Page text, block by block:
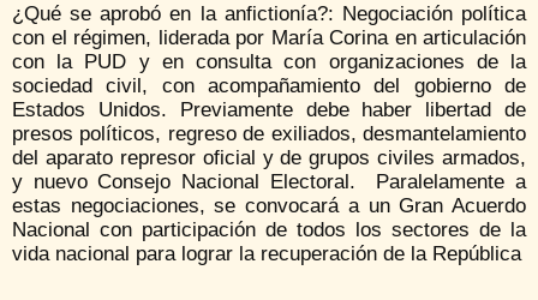
¿Qué se aprobó en la anfictionía?: Negociación política
con el régimen, liderada por María Corina en articulación
con la PUD y en consulta con organizaciones de la
sociedad civil, con acompañamiento del gobierno de
Estados Unidos. Previamente debe haber libertad de
presos políticos, regreso de exiliados, desmantelamiento
del aparato represor oficial y de grupos civiles armados,
y nuevo Consejo Nacional Electoral. Paralelamente a
estas negociaciones, se convocará a un Gran Acuerdo
Nacional con participación de todos los sectores de la
vida nacional para lograr la recuperación de la República